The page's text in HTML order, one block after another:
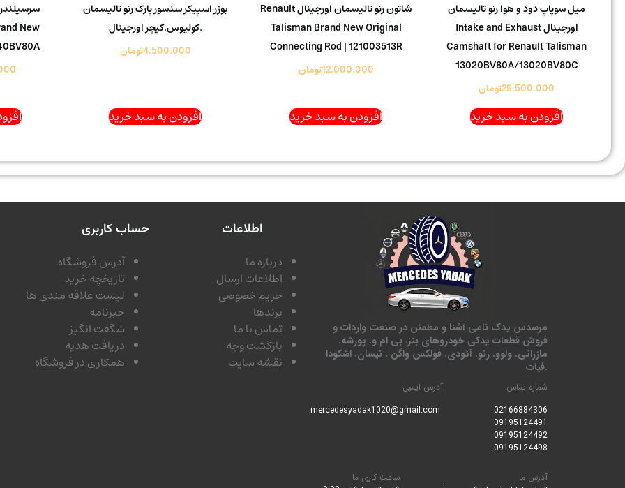
میل سوپاپ دود و هوا رنو تالیسمان
اورجینال Intake and Exhaust
Camshaft for Renault Talisman
13020BV80A/13020BV80C
29.500.000تومان
افزودن به سبد خرید
شاتون رنو تالیسمان اورجینال Renault
Talisman Brand New Original
Connecting Rod | 121003513R
12.000.000تومان
افزودن به سبد خرید
بوزر اسپیکر سنسور پارک رنو تالیسمان
.کولیوس.کپچر اورجینال
4.500.000تومان
افزودن به سبد خرید
New
مرسدس یدک نامی آشنا و مطمئن در صنعت واردات و
فروش قطعات یدکی خودروهای بنز. بی ام و. پورشه.
مازراتی. ولوو. رنو. آئودی. فولکس واگن . نیسان. اشکودا
.فیات
شماره تماس
02166884306
09195124491
09195124492
09195124498
آدرس ایمیل
آدرس ما
ساعت کاری ما
اطلاعات
درباره ما
اطلاعات ارسال
حریم خصوصی
برندها
تماس با ما
بازگشت وجه
نقشه سایت
حساب کاربری
آدرس فروشگاه
تاریخچه خرید
لیست علاقه مندی ها
خبرنامه
شگفت انگیز
دریافت هدیه
همکاری در فروشگاه